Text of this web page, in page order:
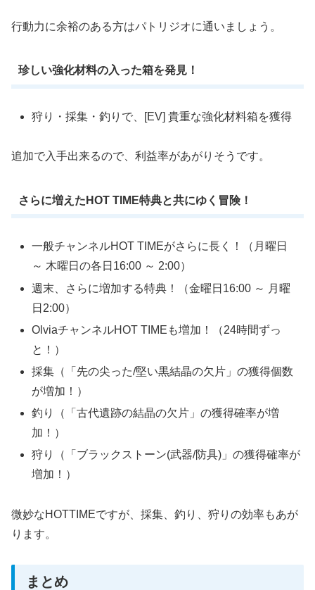
行動力に余裕のある方はパトリジオに通いましょう。
珍しい強化材料の入った箱を発見！
狩り・採集・釣りで、[EV] 貴重な強化材料箱を獲得
追加で入手出来るので、利益率があがりそうです。
さらに増えたHOT TIME特典と共にゆく冒険！
一般チャンネルHOT TIMEがさらに長く！（月曜日
～ 木曜日の各日16:00 ～ 2:00）
週末、さらに増加する特典！（金曜日16:00 ～ 月曜
日2:00）
OlviaチャンネルHOT TIMEも増加！（24時間ずっ
と！）
採集（「先の尖った/堅い黒結晶の欠片」の獲得個数
が増加！）
釣り（「古代遺跡の結晶の欠片」の獲得確率が増
加！）
狩り（「ブラックストーン(武器/防具)」の獲得確率が
増加！）
微妙なHOTTIMEですが、採集、釣り、狩りの効率もあが
ります。
まとめ